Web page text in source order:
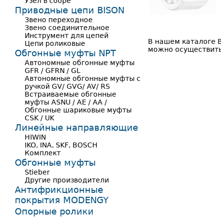
В нашем каталоге
можно
Приводные цепи BISON
Звено переходное
Звено соединительное
Инструмент для цепей
Цепи роликовые
Обгонные муфты NPT
Автономные обгонные муфты
GFR / GFRN / GL
Автономные обгонные муфты с
ручкой GV/ GVG/ AV/ RS
Встраиваемые обгонные
муфты ASNU / AE / AA /
Обгонные шариковые муфты
CSK / UK
Линейные направляющие
HIWIN
IKO, INA, SKF, BOSCH
Комплект
Обгонные муфты
Stieber
Другие производители
Антифрикционные
покрытия MODENGY
Опорные ролики